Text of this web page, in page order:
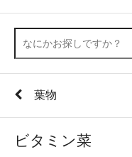
葉物
ビタミン菜